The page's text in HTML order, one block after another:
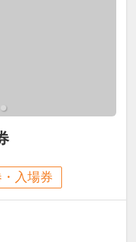
・入場券